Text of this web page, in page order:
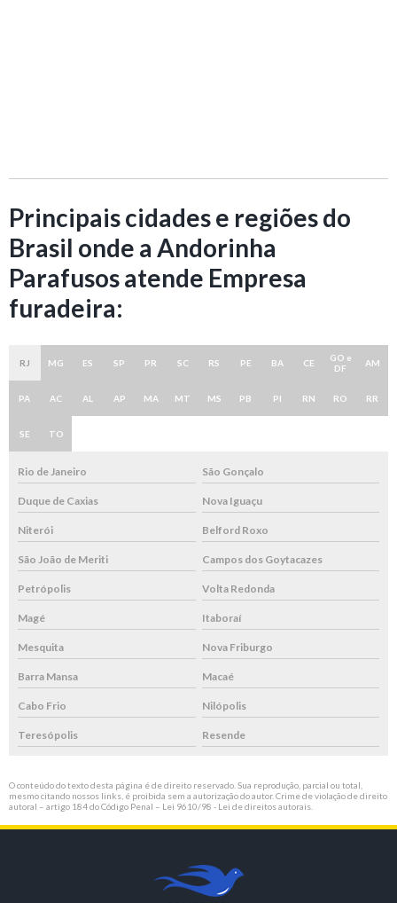
Principais cidades e regiões do
Brasil onde a Andorinha
Parafusos atende Empresa
furadeira:
RJ MG ES SP PR SC RS PE BA CE
GO e
DF
AM
PA AC AL AP MA MT MS PB PI RN RO RR
SE TO
Rio de Janeiro São Gonçalo
Duque de Caxias Nova Iguaçu
Niterói Belford Roxo
São João de Meriti Campos dos Goytacazes
Petrópolis Volta Redonda
Magé Itaboraí
Mesquita Nova Friburgo
Barra Mansa Macaé
Cabo Frio Nilópolis
Teresópolis Resende
O conteúdo do texto desta página é de direito reservado. Sua reprodução, parcial ou total,
mesmo citando nossos links, é proibida sem a autorização do autor. Crime de violação de direito
autoral – artigo 184 do Código Penal – Lei 9610/98 - Lei de direitos autorais